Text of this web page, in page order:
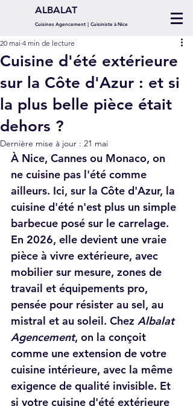
ALBALAT
Cuisines Agencement | Cuisiniste à Nice
Cuisine d'été extérieure
sur la Côte d'Azur : et si
la plus belle pièce était
dehors ?
20 mai 4 min de lecture
Dernière mise à jour : 21 mai
À Nice, Cannes ou Monaco, on
ne cuisine pas l'été comme
ailleurs. Ici, sur la Côte d'Azur, la
cuisine d'été n'est plus un simple
barbecue posé sur le carrelage.
En 2026, elle devient une vraie
pièce à vivre extérieure, avec
mobilier sur mesure, zones de
travail et équipements pro,
pensée pour résister au sel, au
mistral et au soleil. Chez Albalat
Agencement, on la conçoit
comme une extension de votre
cuisine intérieure, avec la même
exigence de qualité invisible. Et
si votre cuisine d'été extérieure